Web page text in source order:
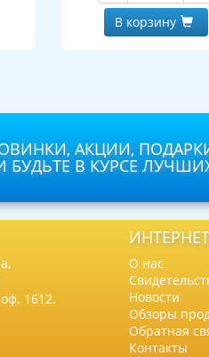
В корзину
АКЦИИ,
В КУРСЕ
1612.
О нас
Новости
Обзоры
Обратная
Контакты